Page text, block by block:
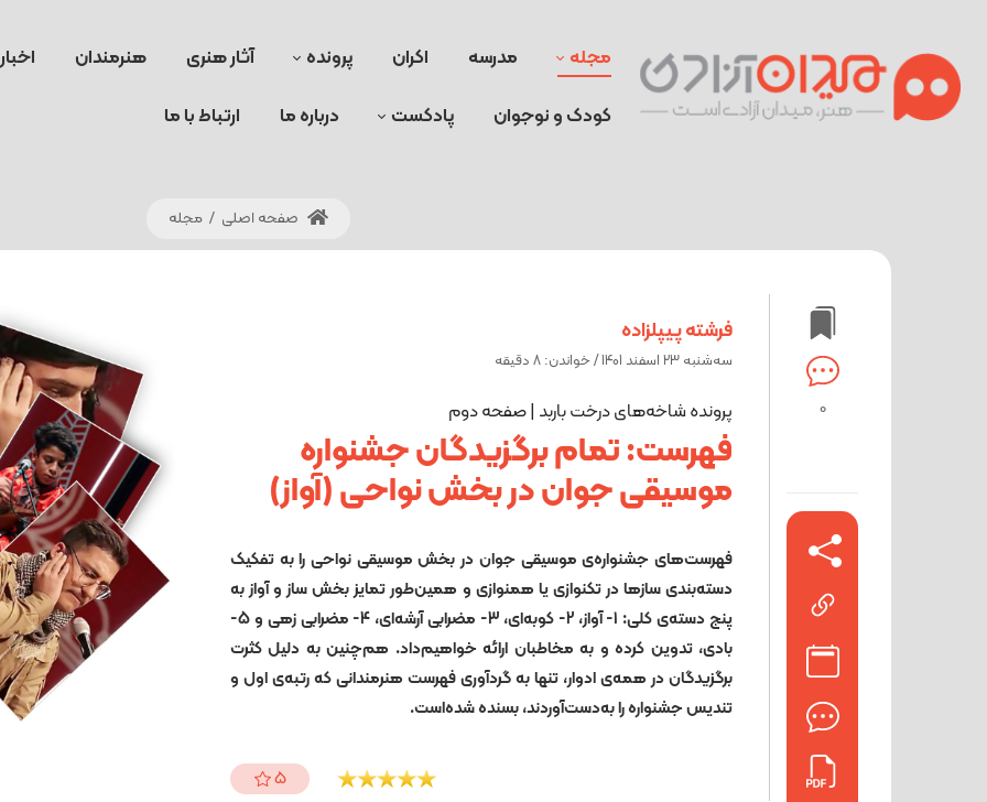
مجله مدرسه اکران پرونده آثار هنری هنرمندان
کودک و نوجوان پادکست درباره ما ارتباط با ما
صفحه اصلی / مجله
0
فرشته پیپلزاده
ﺳﻪشنبه 23 اسفند 1401 / خواندن: 8 دقیقه
پرونده شاخه‌های درخت باربد | صفحه دوم
فهرست: تمام برگزیدگان جشنواره
موسیقی جوان در بخش نواحی (آواز)
فهرست‌های جشنواره‌ی موسیقی جوان در بخش موسیقی نواحی را به تفکیک
دسته‌بندی سازها در تکنوازی یا همنوازی و همین‌طور تمایز بخش ساز و آواز به
پنج دسته‌ی کلی: 1- آواز، 2- کوبه‌ای، 3- مضرابی آرشه‌ای، 4- مضرابی زهی و 5-
بادی، تدوین کرده و به مخاطبان ارائه خواهیم‌داد. هم‌چنین به دلیل کثرت
برگزیدگان در همه‌ی ادوار، تنها به گردآوری فهرست هنرمندانی که رتبه‌ی اول و
تندیس جشنواره را به‌دست‌آوردند، بسنده شده‌است.
5